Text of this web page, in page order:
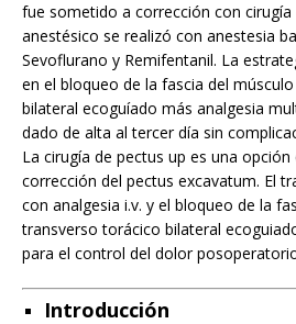
fue sometido a corrección con cirugía
anestésico se realizó con anestesia
Sevoflurano y Remifentanil. La
en el bloqueo de la fascia del
bilateral ecoguíado más analgesia
dado de alta al tercer día sin
La cirugía de pectus up es una opción
corrección del pectus excavatum. El
con analgesia i.v. y el bloqueo de la
transverso torácico bilateral
para el control del dolor
Introducción